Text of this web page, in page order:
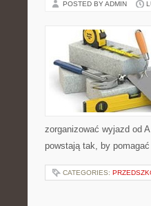
POSTED BY ADMIN
zorganizować wyjazd od
powstają tak, by
CATEGORIES: